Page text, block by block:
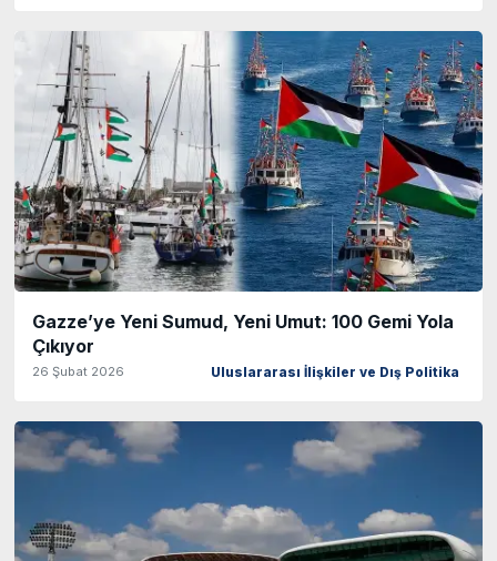
Gazze’ye Yeni Sumud, Yeni Umut: 100 Gemi Yola
Çıkıyor
26 Şubat 2026 Uluslararası İlişkiler ve Dış Politika